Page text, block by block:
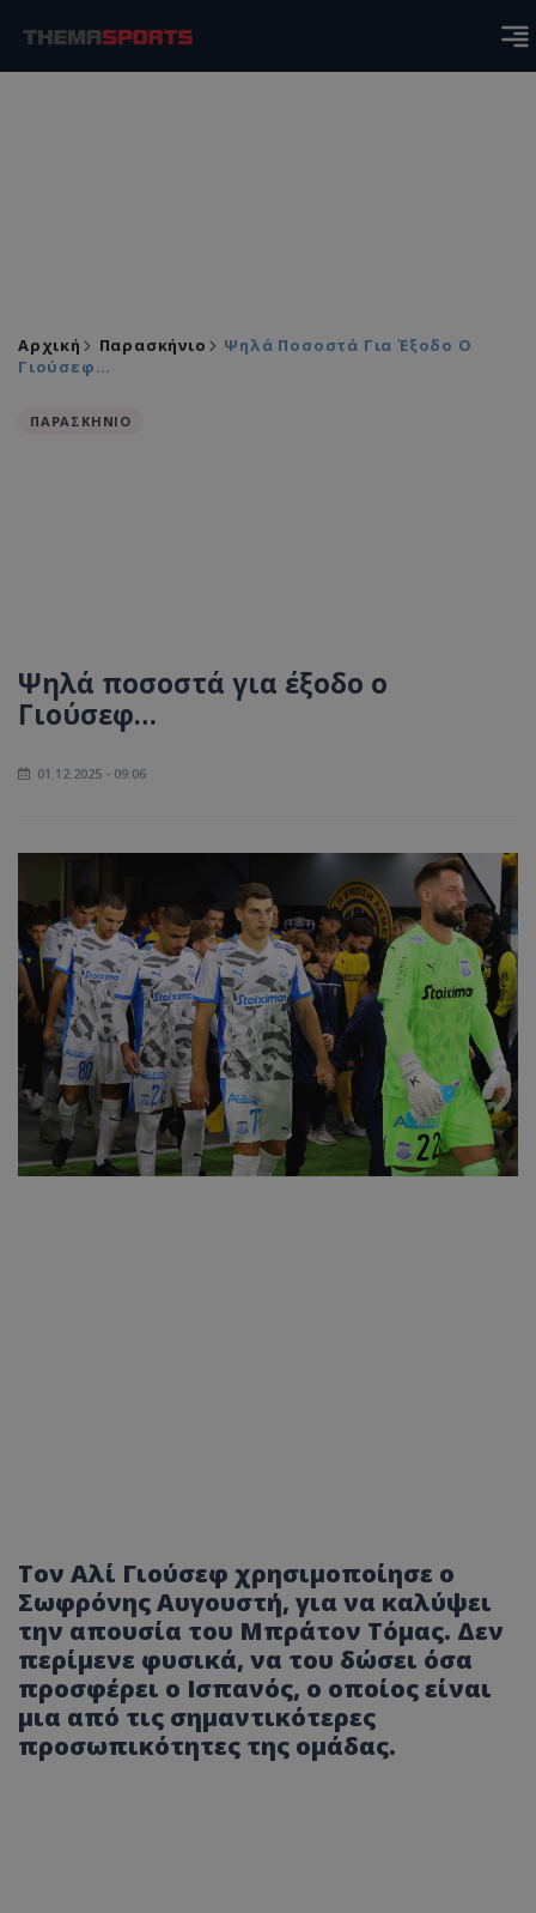
Αρχική Παρασκήνιο
Ψηλά Ποσοστά Για Έξοδο Ο
Γιούσεφ…
ΠΑΡΑΣΚΗΝΙΟ
Ψηλά ποσοστά για έξοδο ο
Γιούσεφ…
01.12.2025 - 09:06
Τον Αλί Γιούσεφ χρησιμοποίησε ο
Σωφρόνης Αυγουστή, για να καλύψει
την απουσία του Μπράτον Τόμας. Δεν
περίμενε φυσικά, να του δώσει όσα
προσφέρει ο Ισπανός, ο οποίος είναι
μια από τις σημαντικότερες
προσωπικότητες της ομάδας.